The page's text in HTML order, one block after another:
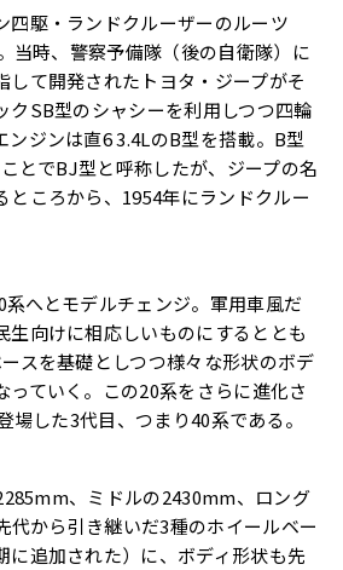
四駆・ランドクルーザーのルーツ
当時、警察予備隊（後の自衛隊）に
して開発されたトヨタ・ジープがそ
クSB型のシャシーを利用しつつ四輪
ンジンは直6 3.4LのB型を搭載。B型
とでBJ型と呼称したが、ジープの名
ところから、1954年にランドクルー
へとモデルチェンジ。軍用車風だ
生向けに相応しいものにするととも
スを基礎としつつ様々な形状のボデ
っていく。この20系をさらに進化さ
場した3代目、つまり40系である。
、ミドルの2430mm、ロング
代から引き継いだ3種のホイールベー
に追加された）に、ボディ形状も先